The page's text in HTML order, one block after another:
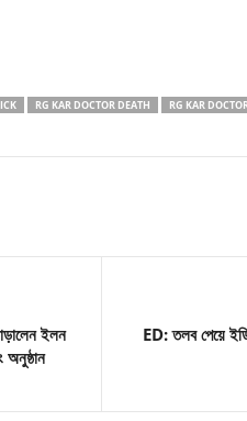
RG KAR DOCTOR DEATH
RG KAR
ইলন
অনুষ্ঠান
ED: তলব পেয়ে ইডি